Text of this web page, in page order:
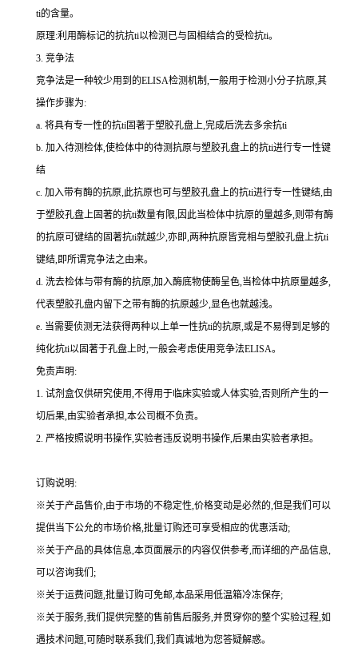
ti的含量。
原理:利用酶标记的抗抗ti以检测已与固相结合的受检抗ti。
3. 竞争法
竞争法是一种较少用到的ELISA检测机制,一般用于检测小分子抗原,其
操作步骤为:
a. 将具有专一性的抗ti固著于塑胶孔盘上,完成后洗去多余抗ti
b. 加入待测检体,使检体中的待测抗原与塑胶孔盘上的抗ti进行专一性键
结
c. 加入带有酶的抗原,此抗原也可与塑胶孔盘上的抗ti进行专一性键结,由
于塑胶孔盘上固著的抗ti数量有限,因此当检体中抗原的量越多,则带有酶
的抗原可键结的固著抗ti就越少,亦即,两种抗原皆竞相与塑胶孔盘上抗ti
键结,即所谓竞争法之由来。
d. 洗去检体与带有酶的抗原,加入酶底物使酶呈色,当检体中抗原量越多,
代表塑胶孔盘内留下之带有酶的抗原越少,显色也就越浅。
e. 当需要侦测无法获得两种以上单一性抗ti的抗原,或是不易得到足够的
纯化抗ti以固著于孔盘上时,一般会考虑使用竞争法ELISA。
免责声明:
1. 试剂盒仅供研究使用,不得用于临床实验或人体实验,否则所产生的一
切后果,由实验者承担,本公司概不负责。
2. 严格按照说明书操作,实验者违反说明书操作,后果由实验者承担。
订购说明:
※关于产品售价,由于市场的不稳定性,价格变动是必然的,但是我们可以
提供当下公允的市场价格,批量订购还可享受相应的优惠活动;
※关于产品的具体信息,本页面展示的内容仅供参考,而详细的产品信息,
可以咨询我们;
※关于运费问题,批量订购可免邮,本品采用低温箱冷冻保存;
※关于服务,我们提供完整的售前售后服务,并贯穿你的整个实验过程,如
遇技术问题,可随时联系我们,我们真诚地为您答疑解惑。